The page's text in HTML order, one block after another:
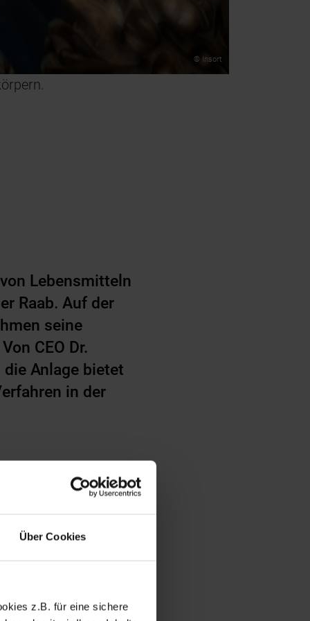
Über Cookies
z.B. für eine sichere
© Insort
Lebensmitteln
Raab. Auf der
seine
CEO Dr.
Anlage bietet
in der
die
Sie sind